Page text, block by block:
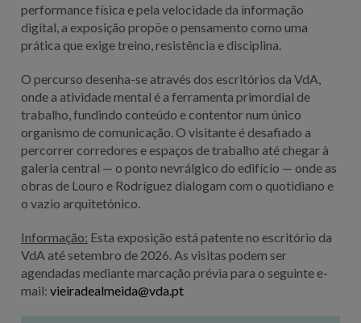
performance física e pela velocidade da informação
digital, a exposição propõe o pensamento como uma
prática que exige treino, resistência e disciplina.
O percurso desenha-se através dos escritórios da VdA,
onde a atividade mental é a ferramenta primordial de
trabalho, fundindo conteúdo e contentor num único
organismo de comunicação. O visitante é desafiado a
percorrer corredores e espaços de trabalho até chegar à
galeria central — o ponto nevrálgico do edifício — onde as
obras de Louro e Rodríguez dialogam com o quotidiano e
o vazio arquitetónico.
Informação: Esta exposição está patente no escritório da
VdA até setembro de 2026 . As visitas podem ser
agendadas mediante marcação prévia para o seguinte e-
mail: vieiradealmeida@vda.pt